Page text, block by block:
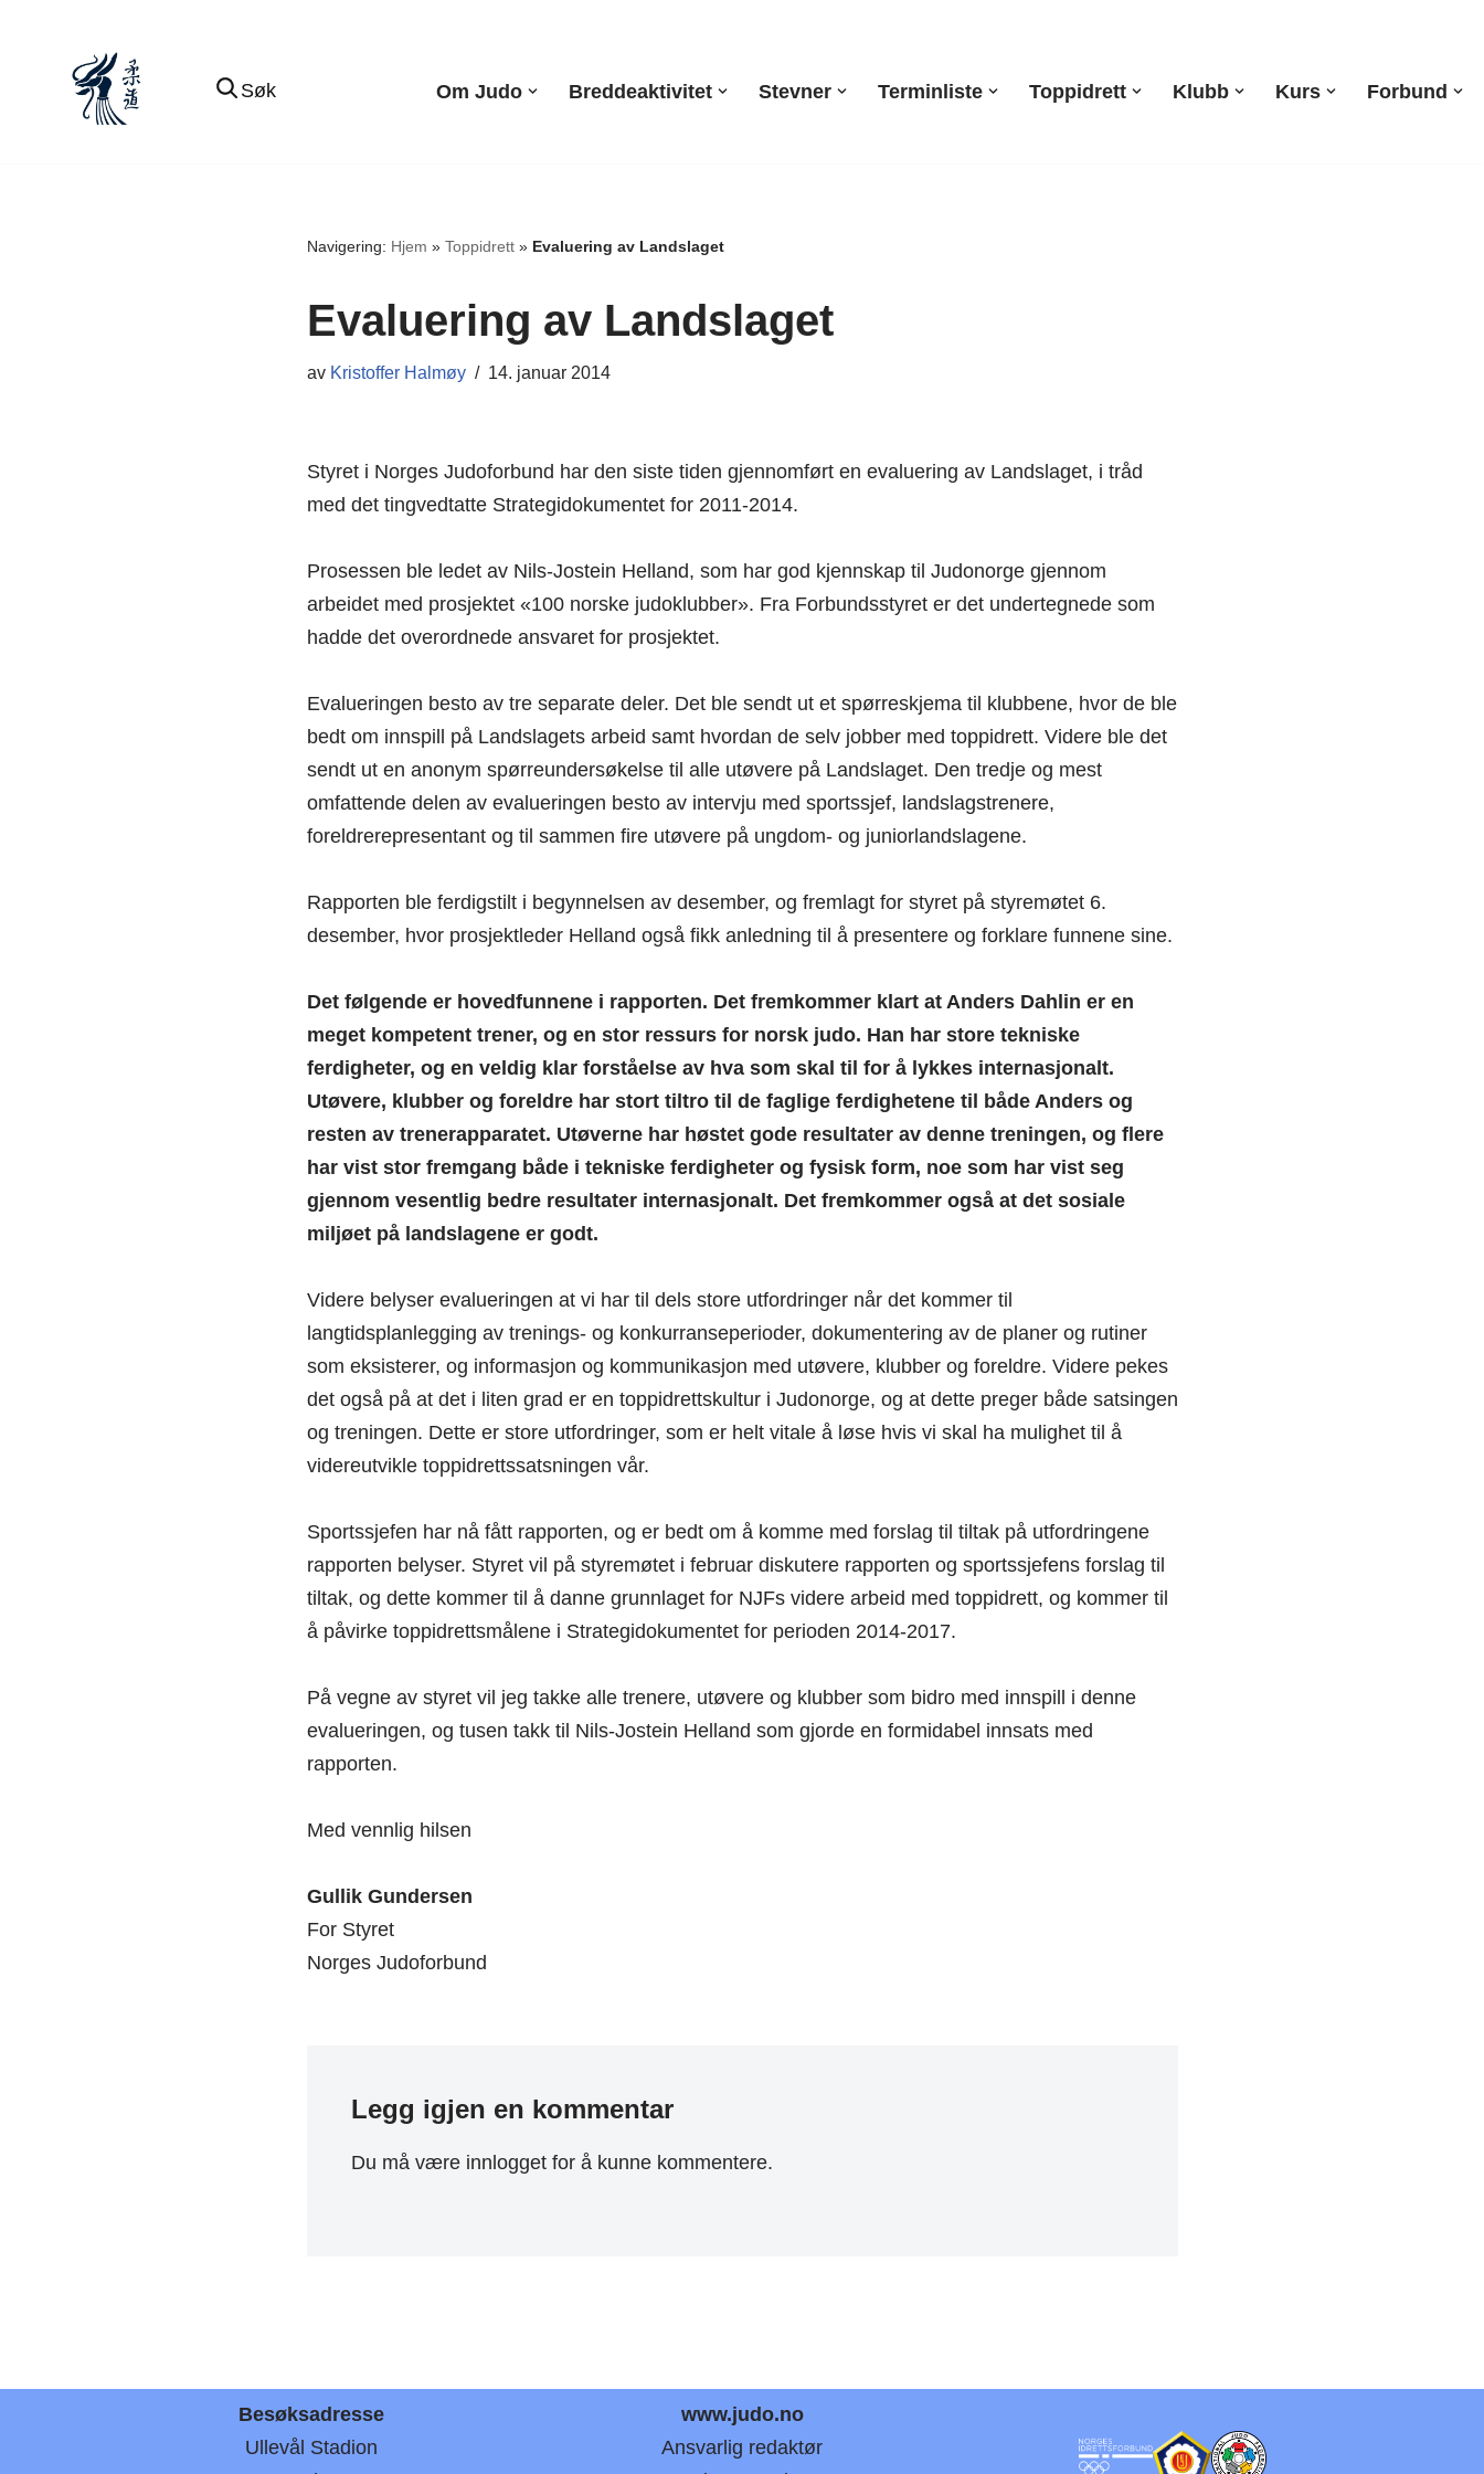
innholdet
Søk Om Judo Breddeaktivitet Stevner Terminliste Toppidrett Klubb Kurs Forbund
Navigering: Hjem » Toppidrett» Evaluering av Landslaget
Evaluering av Landslaget
av Kristoffer Halmøy 14. januar 2014
Styret i Norges Judoforbund har den siste tiden gjennomført en evaluering av Landslaget, i tråd
med det tingvedtatte Strategidokumentet for 2011-2014.
Prosessen ble ledet av Nils-Jostein Helland, som har god kjennskap til Judonorge gjennom
arbeidet med prosjektet «100 norske judoklubber». Fra Forbundsstyret er det undertegnede som
hadde det overordnede ansvaret for prosjektet.
Evalueringen besto av tre separate deler. Det ble sendt ut et spørreskjema til klubbene, hvor de ble
bedt om innspill på Landslagets arbeid samt hvordan de selv jobber med toppidrett. Videre ble det
sendt ut en anonym spørreundersøkelse til alle utøvere på Landslaget. Den tredje og mest
omfattende delen av evalueringen besto av intervju med sportssjef, landslagstrenere,
foreldrerepresentant og til sammen fire utøvere på ungdom- og juniorlandslagene.
Rapporten ble ferdigstilt i begynnelsen av desember, og fremlagt for styret på styremøtet 6.
desember, hvor prosjektleder Helland også fikk anledning til å presentere og forklare funnene sine.
Det følgende er hovedfunnene i rapporten. Det fremkommer klart at Anders Dahlin er en
meget kompetent trener, og en stor ressurs for norsk judo. Han har store tekniske
ferdigheter, og en veldig klar forståelse av hva som skal til for å lykkes internasjonalt.
Utøvere, klubber og foreldre har stort tiltro til de faglige ferdighetene til både Anders og
resten av trenerapparatet. Utøverne har høstet gode resultater av denne treningen, og flere
har vist stor fremgang både i tekniske ferdigheter og fysisk form, noe som har vist seg
gjennom vesentlig bedre resultater internasjonalt. Det fremkommer også at det sosiale
miljøet på landslagene er godt.
Videre belyser evalueringen at vi har til dels store utfordringer når det kommer til
langtidsplanlegging av trenings- og konkurranseperioder, dokumentering av de planer og rutiner
som eksisterer, og informasjon og kommunikasjon med utøvere, klubber og foreldre. Videre pekes
det også på at det i liten grad er en toppidrettskultur i Judonorge, og at dette preger både satsingen
og treningen. Dette er store utfordringer, som er helt vitale å løse hvis vi skal ha mulighet til å
videreutvikle toppidrettssatsningen vår.
Sportssjefen har nå fått rapporten, og er bedt om å komme med forslag til tiltak på utfordringene
rapporten belyser. Styret vil på styremøtet i februar diskutere rapporten og sportssjefens forslag til
tiltak, og dette kommer til å danne grunnlaget for NJFs videre arbeid med toppidrett, og kommer til
å påvirke toppidrettsmålene i Strategidokumentet for perioden 2014-2017.
På vegne av styret vil jeg takke alle trenere, utøvere og klubber som bidro med innspill i denne
evalueringen, og tusen takk til Nils-Jostein Helland som gjorde en formidabel innsats med
rapporten.
Med vennlig hilsen
Gullik Gundersen
For Styret
Norges Judoforbund
Legg igjen en kommentar
Du må være innloggetfor å kunne kommentere.
Besøksadresse
Ullevål Stadion
www.judo.no
Ansvarlig redaktør